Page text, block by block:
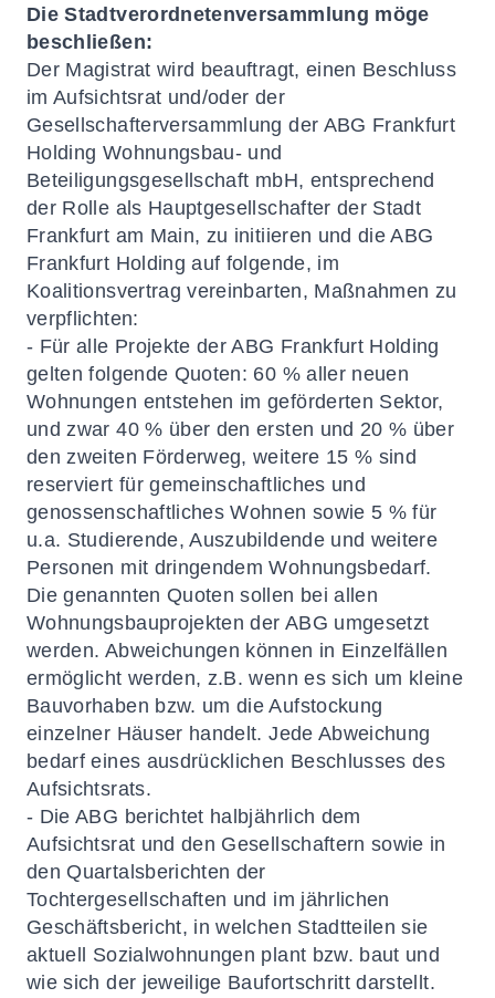
Die Stadtverordnetenversammlung möge
beschließen:
Der Magistrat wird beauftragt, einen Beschluss
im Aufsichtsrat und/oder der
Gesellschafterversammlung der ABG Frankfurt
Holding Wohnungsbau- und
Beteiligungsgesellschaft mbH, entsprechend
der Rolle als Hauptgesellschafter der Stadt
Frankfurt am Main, zu initiieren und die ABG
Frankfurt Holding auf folgende, im
Koalitionsvertrag vereinbarten, Maßnahmen zu
verpflichten:
- Für alle Projekte der ABG Frankfurt Holding
gelten folgende Quoten: 60 % aller neuen
Wohnungen entstehen im geförderten Sektor,
und zwar 40 % über den ersten und 20 % über
den zweiten Förderweg, weitere 15 % sind
reserviert für gemeinschaftliches und
genossenschaftliches Wohnen sowie 5 % für
u.a. Studierende, Auszubildende und weitere
Personen mit dringendem Wohnungsbedarf.
Die genannten Quoten sollen bei allen
Wohnungsbauprojekten der ABG umgesetzt
werden. Abweichungen können in Einzelfällen
ermöglicht werden, z.B. wenn es sich um kleine
Bauvorhaben bzw. um die Aufstockung
einzelner Häuser handelt. Jede Abweichung
bedarf eines ausdrücklichen Beschlusses des
Aufsichtsrats.
- Die ABG berichtet halbjährlich dem
Aufsichtsrat und den Gesellschaftern sowie in
den Quartalsberichten der
Tochtergesellschaften und im jährlichen
Geschäftsbericht, in welchen Stadtteilen sie
aktuell Sozialwohnungen plant bzw. baut und
wie sich der jeweilige Baufortschritt darstellt.